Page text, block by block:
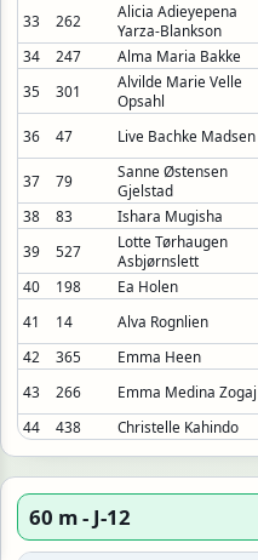
33 262
Alicia Adieyepena
Yarza-Blankson
34
247 Alma Maria Bakke
35
301
Alvilde Marie Velle
Opsahl
36 47 Live Bachke Madsen
37 79
Sanne Østensen
Gjelstad
38
83 Ishara Mugisha
39
527
Lotte Tørhaugen
Asbjørnslett
40
198 Ea Holen
41
14 Alva Rognlien
42
365 Emma Heen
43
266 Emma Medina Zogaj
44
438 Christelle Kahindo
60 m - J-12